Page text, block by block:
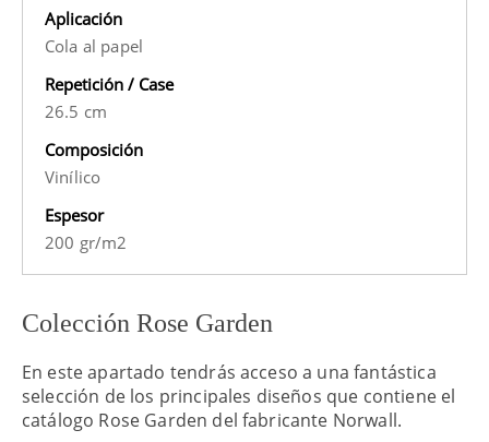
Aplicación
Cola al papel
Repetición / Case
26.5 cm
Composición
Vinílico
Espesor
200 gr/m2
Colección Rose Garden
En este apartado tendrás acceso a una fantástica
selección de los principales diseños que contiene el
catálogo Rose Garden del fabricante Norwall.